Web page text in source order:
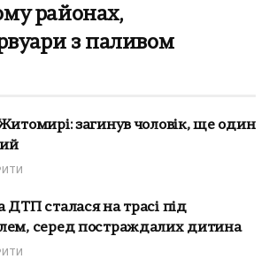
районах,
з паливом
загинув чоловік, ще один
ДТП сталася на трасі під
серед постраждалих дитина